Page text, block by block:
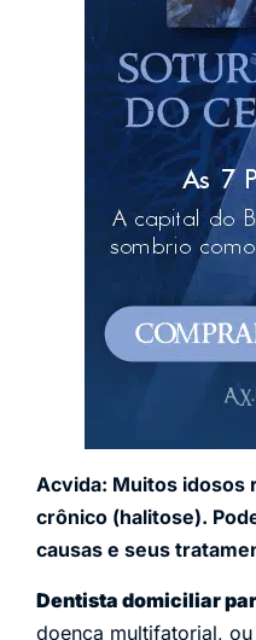
Acvida: Muitos idosos
crônico (halitose).
causas e seus
Dentista domiciliar
doença multifatorial,